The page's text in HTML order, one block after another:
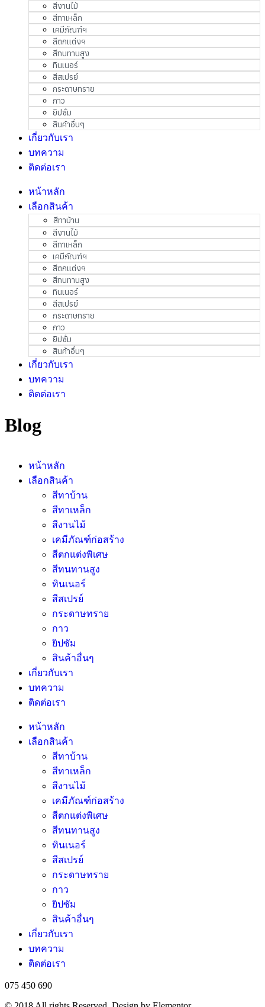
สีงานไม้
สีทาเหล็ก
เคมีภัณฑ์ฯ
สีตกแต่งฯ
สีทนทานสูง
ทินเนอร์
สีสเปรย์
กระดาษทราย
กาว
ยิปซั่ม
สินค้าอื่นๆ
เกี่ยวกับเรา
บทความ
ติดต่อเรา
หน้าหลัก
เลือกสินค้า
สีทาบ้าน
สีงานไม้
สีทาเหล็ก
เคมีภัณฑ์ฯ
สีตกแต่งฯ
สีทนทานสูง
ทินเนอร์
สีสเปรย์
กระดาษทราย
กาว
ยิปซั่ม
สินค้าอื่นๆ
เกี่ยวกับเรา
บทความ
ติดต่อเรา
Blog
หน้าหลัก
เลือกสินค้า
สีทาบ้าน
สีทาเหล็ก
สีงานไม้
เคมีภัณฑ์ก่อสร้าง
สีตกแต่งพิเศษ
สีทนทานสูง
ทินเนอร์
สีสเปรย์
กระดาษทราย
กาว
ยิปซัม
สินค้าอื่นๆ
เกี่ยวกับเรา
บทความ
ติดต่อเรา
หน้าหลัก
เลือกสินค้า
สีทาบ้าน
สีทาเหล็ก
สีงานไม้
เคมีภัณฑ์ก่อสร้าง
สีตกแต่งพิเศษ
สีทนทานสูง
ทินเนอร์
สีสเปรย์
กระดาษทราย
กาว
ยิปซัม
สินค้าอื่นๆ
เกี่ยวกับเรา
บทความ
ติดต่อเรา
075 450 690